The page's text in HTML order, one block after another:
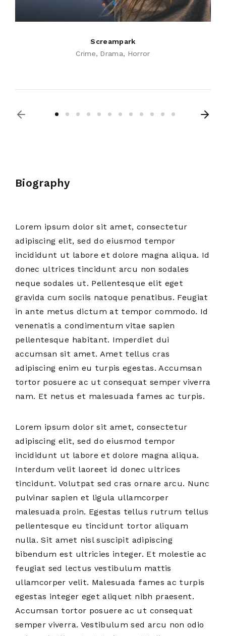
Screampark
Crime
Drama Horror
Biography
Lorem ipsum dolor sit amet, consectetur
adipiscing elit, sed do eiusmod tempor
incididunt ut labore et dolore magna aliqua. Id
donec ultrices tincidunt arcu non sodales
neque sodales ut. Pellentesque elit eget
gravida cum sociis natoque penatibus. Feugiat
in ante metus dictum at tempor commodo. Id
venenatis a condimentum vitae sapien
pellentesque habitant. Imperdiet dui
accumsan sit amet. Amet tellus cras
adipiscing enim eu turpis egestas. Accumsan
tortor posuere ac ut consequat semper viverra
nam. Et netus et malesuada fames ac turpis.
Lorem ipsum dolor sit amet, consectetur
adipiscing elit, sed do eiusmod tempor
incididunt ut labore et dolore magna aliqua.
Interdum velit laoreet id donec ultrices
tincidunt. Volutpat sed cras ornare arcu. Nunc
pulvinar sapien et ligula ullamcorper
malesuada proin. Egestas tellus rutrum tellus
pellentesque eu tincidunt tortor aliquam
nulla. Sit amet nisl suscipit adipiscing
bibendum est ultricies integer. Et molestie ac
feugiat sed lectus vestibulum mattis
ullamcorper velit. Malesuada fames ac turpis
egestas integer eget aliquet nibh praesent.
Accumsan tortor posuere ac ut consequat
semper viverra. Vestibulum sed arcu non odio